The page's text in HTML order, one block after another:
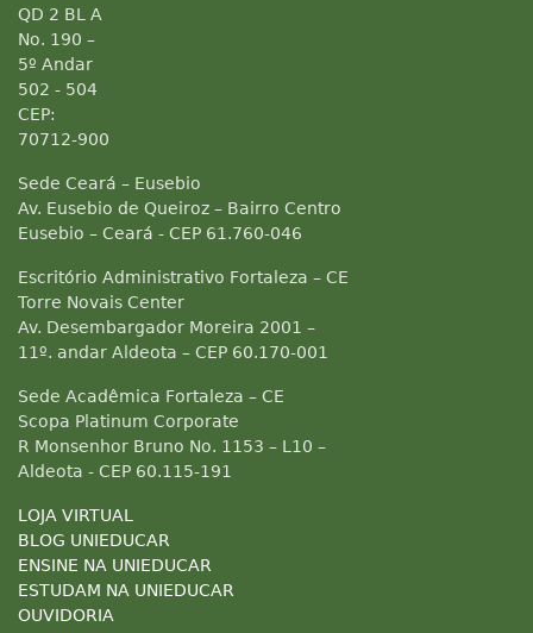
QD 2 BL A
No. 190 –
5º Andar
502 - 504
CEP:
70712-900
Sede Ceará – Eusebio
Av. Eusebio de Queiroz – Bairro Centro
Eusebio – Ceará - CEP 61.760-046
Escritório Administrativo Fortaleza – CE
Torre Novais Center
Av. Desembargador Moreira 2001 –
11º. andar Aldeota – CEP 60.170-001
Sede Acadêmica Fortaleza – CE
Scopa Platinum Corporate
R Monsenhor Bruno No. 1153 – L10 –
Aldeota - CEP 60.115-191
LOJA VIRTUAL
BLOG UNIEDUCAR
ENSINE NA UNIEDUCAR
ESTUDAM NA UNIEDUCAR
OUVIDORIA